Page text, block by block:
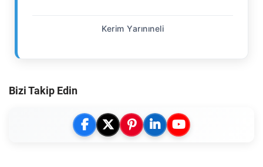
Kerim Yarınıneli
Bizi Takip Edin